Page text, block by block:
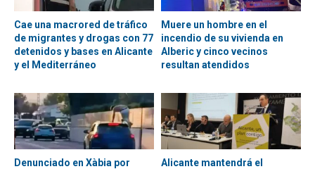
Cae una macrored de tráfico
de migrantes y drogas con 77
detenidos y bases en Alicante
y el Mediterráneo
Muere un hombre en el
incendio de su vivienda en
Alberic y cinco vecinos
resultan atendidos
Denunciado en Xàbia por
Alicante mantendrá el